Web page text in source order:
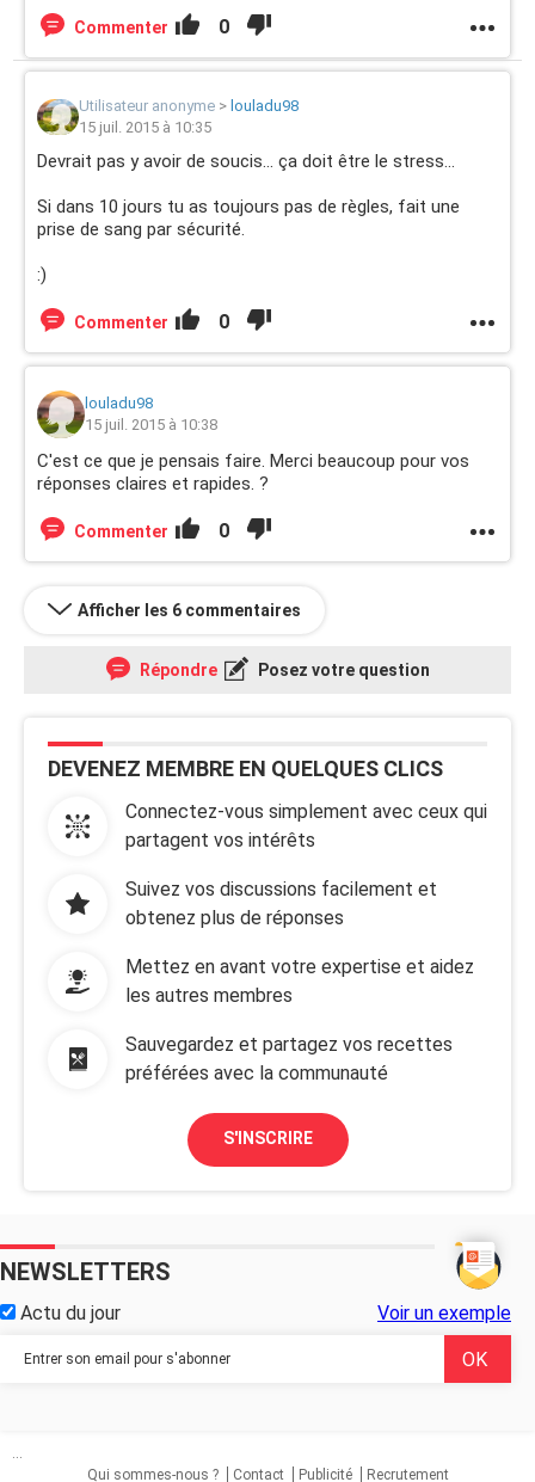
Commenter 0
Utilisateur anonyme > louladu98
15 juil. 2015 à 10:35
Devrait pas y avoir de soucis... ça doit être le stress...
Si dans 10 jours tu as toujours pas de règles, fait une
prise de sang par sécurité.
:)
Commenter 0
louladu98
15 juil. 2015 à 10:38
C'est ce que je pensais faire. Merci beaucoup pour vos
réponses claires et rapides. ?
Commenter 0
Afficher les 6 commentaires
Répondre Posez votre question
DEVENEZ MEMBRE EN QUELQUES CLICS
Connectez-vous simplement avec ceux qui
partagent vos intérêts
Suivez vos discussions facilement et
obtenez plus de réponses
Mettez en avant votre expertise et aidez
les autres membres
Sauvegardez et partagez vos recettes
préférées avec la communauté
S'INSCRIRE
NEWSLETTERS
Actu du jour Voir un exemple
...
Qui sommes-nous ?
Contact Publicité Recrutement